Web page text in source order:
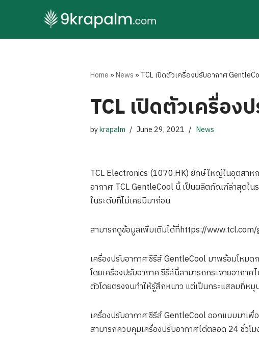
to
Home »News » TCL เปิดตัวเครื่องปรับอากาศ
TCL เปิดตัวเครื่อ
bykrapalm June 29, 2021 News
TCL Electronics (1070.HK) ยักษ์ใหญ่ในอุตสาห
อากาศ TCL GentleCool นี้ เป็นผลิตภัณฑ์ล่าสุดใน
ในระดับที่ไม่เคยมีมาก่อน
สามารถดูข้อมูลเพิ่มเติมได้ที่https://
เครื่องปรับอากาศซีรีส์ GentleCool มาพร้อมโหมด
โดยเครื่องปรับอากาศซีรี่ส์นี้สามารถกระจายอากา
ตัวโดยตรงจนทำให้รู้สึกหนาว แต่เป็นกระแสลมที่หมุ
เครื่องปรับอากาศซีรีส์ GentleCool ออกแบบมาเพื่
สามารถควบคุมเครื่องปรับอากาศได้ตลอด 24 ชั่วโ